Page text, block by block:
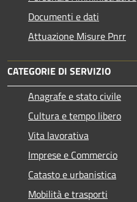
Documenti e dati
Attuazione Misure Pnrr
CATEGORIE DI SERVIZIO
Anagrafe e stato civile
Cultura e tempo libero
Vita lavorativa
Imprese e Commercio
Catasto e urbanistica
Mobilità e trasporti